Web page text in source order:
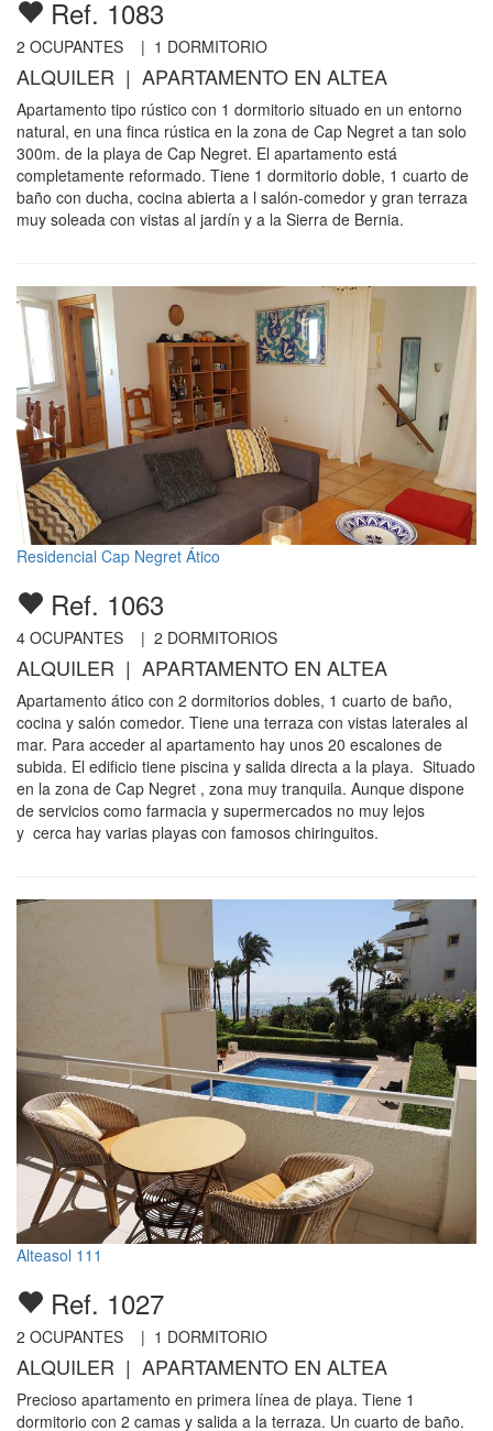
Ref. 1083
2 OCUPANTES | 1 DORMITORIO
ALQUILER | APARTAMENTO EN ALTEA
Apartamento tipo rústico con 1 dormitorio situado en un entorno
natural, en una finca rústica en la zona de Cap Negret a tan solo
300m. de la playa de Cap Negret. El apartamento está
completamente reformado. Tiene 1 dormitorio doble, 1 cuarto de
baño con ducha, cocina abierta a l salón-comedor y gran terraza
muy soleada con vistas al jardín y a la Sierra de Bernia.
Residencial Cap Negret Ático
Ref. 1063
4 OCUPANTES | 2 DORMITORIOS
ALQUILER | APARTAMENTO EN ALTEA
Apartamento ático con 2 dormitorios dobles, 1 cuarto de baño,
cocina y salón comedor. Tiene una terraza con vistas laterales al
mar. Para acceder al apartamento hay unos 20 escalones de
subida. El edificio tiene piscina y salida directa a la playa. Situado
en la zona de Cap Negret , zona muy tranquila. Aunque dispone
de servicios como farmacia y supermercados no muy lejos
y cerca hay varias playas con famosos chiringuitos.
Alteasol 111
Ref. 1027
2 OCUPANTES | 1 DORMITORIO
ALQUILER | APARTAMENTO EN ALTEA
Precioso apartamento en primera línea de playa. Tiene 1
dormitorio con 2 camas y salida a la terraza. Un cuarto de baño.